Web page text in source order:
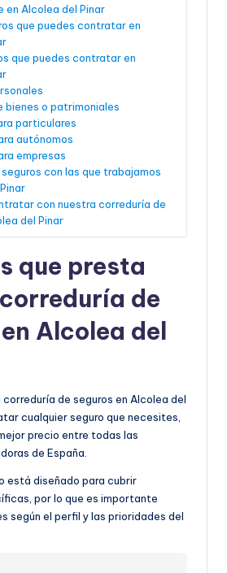
en Alcolea del Pinar
que puedes contratar en
que puedes contratar en
bienes o patrimoniales
particulares
autónomos
empresas
con las que trabajamos
con nuestra correduría de
del Pinar
que presta
de
Alcolea del
de seguros en Alcolea del
cualquier seguro que necesites,
precio entre todas las
de España.
está diseñado para cubrir
por lo que es importante
según el perfil y las prioridades del